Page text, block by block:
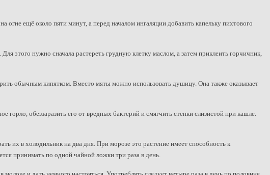
огне ещё около пяти минут, а перед началом ингаляции добавить капельку пихтового
этого нужно сначала растереть грудную клетку маслом, а затем приклеить горчичник,
обычным кипятком. Вместо мяты можно использовать душицу. Она также оказывает
горло, обеззаразить его от вредных бактерий и смягчить стенки слизистой при кашле.
их в холодильник на два дня. При морозе это растение имеет способность к
принимать по одной чайной ложки три раза в день.